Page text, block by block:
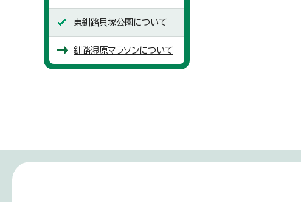
東釧路貝塚公園について
釧路湿原マラソンについて